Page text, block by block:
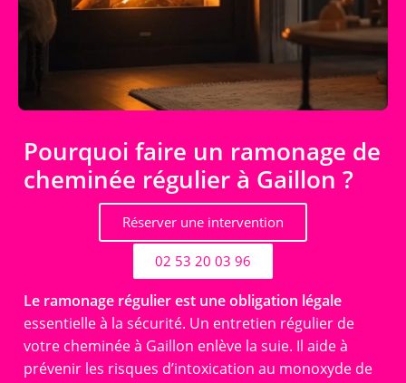
Pourquoi faire un ramonage de
cheminée régulier à Gaillon ?
Réserver une intervention
02 53 20 03 96
Le ramonage régulier est une obligation légale
essentielle à la sécurité. Un entretien régulier de
votre cheminée à Gaillon enlève la suie. Il aide à
prévenir les risques d’intoxication au monoxyde de